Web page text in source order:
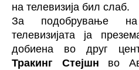
на телевизија бил слаб.
За подобрување на
телевизијата ја
добиена во друг
Тракинг Стејшн во